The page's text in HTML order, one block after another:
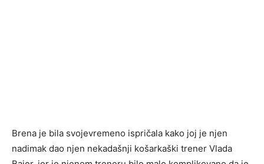
Brena je bila svojevremeno ispričala kako joj je njen
nadimak dao njen nekadašnji košarkaški trener Vlada